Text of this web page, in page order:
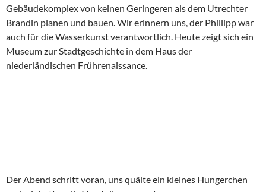
Gebäudekomplex von keinen Geringeren als dem Utrechter
Brandin planen und bauen. Wir erinnern uns, der Phillipp war
auch für die Wasserkunst verantwortlich. Heute zeigt sich ein
Museum zur Stadtgeschichte in dem Haus der
niederländischen Frührenaissance.
Der Abend schritt voran, uns quälte ein kleines Hungerchen